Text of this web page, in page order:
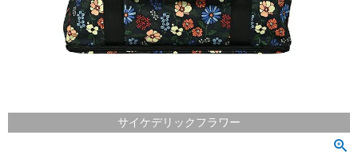
サイケデリックフラワー